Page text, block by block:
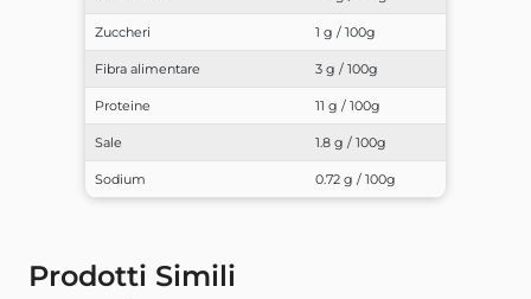
Zuccheri 1 g / 100g
Fibra alimentare 3 g / 100g
Proteine 11 g / 100g
Sale 1.8 g / 100g
Sodium 0.72 g / 100g
Prodotti Simili